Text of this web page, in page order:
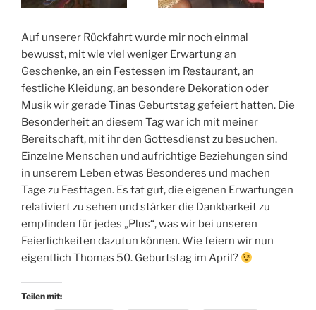
Auf unserer Rückfahrt wurde mir noch einmal
bewusst, mit wie viel weniger Erwartung an
Geschenke, an ein Festessen im Restaurant, an
festliche Kleidung, an besondere Dekoration oder
Musik wir gerade Tinas Geburtstag gefeiert hatten. Die
Besonderheit an diesem Tag war ich mit meiner
Bereitschaft, mit ihr den Gottesdienst zu besuchen.
Einzelne Menschen und aufrichtige Beziehungen sind
in unserem Leben etwas Besonderes und machen
Tage zu Festtagen. Es tat gut, die eigenen Erwartungen
relativiert zu sehen und stärker die Dankbarkeit zu
empfinden für jedes „Plus“, was wir bei unseren
Feierlichkeiten dazutun können. Wie feiern wir nun
eigentlich Thomas 50. Geburtstag im April?
Teilen mit: